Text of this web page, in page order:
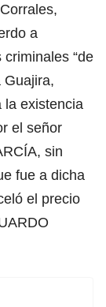
a
“de
Guajira,
la existencia
el señor
sin
fue a dicha
el precio